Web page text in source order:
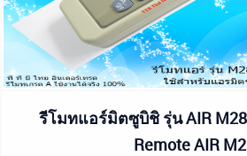
รีโมทแอร์มิตซูบิชิ รุ่น AIR
Remote AIR